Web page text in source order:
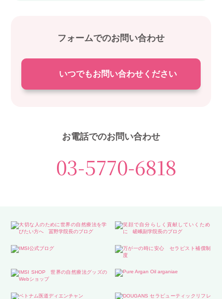
フォームでのお問い合わせ
いつでもお問い合わせください
お電話でのお問い合わせ
03-5770-6818